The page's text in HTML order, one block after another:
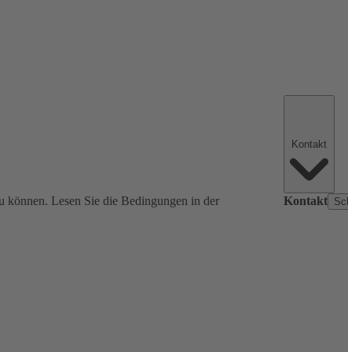
Lesen Sie die Bedingungen in der
Kontakt